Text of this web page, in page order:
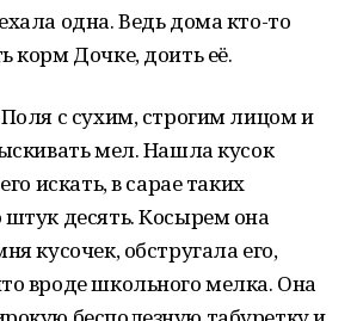
одна. Ведь дома кто-то
корм Дочке, доить её.
с сухим, строгим лицом и
мел. Нашла кусок
искать, в сарае таких
десять. Косырем она
кусочек, обстругала его,
вроде школьного мелка. Она